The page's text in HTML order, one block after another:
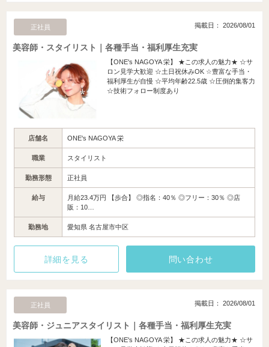
正社員 掲載日： 2026/08/01
美容師・スタイリスト｜各種手当・福利厚生充実
【ONE's NAGOYA 栄】 ★この求人の魅力★ ☆サ
ロン見学大歓迎 ☆土日祝休みOK ☆豊富な手当・
福利厚生が自慢 ☆平均年齢22.5歳 ☆圧倒的集客力
☆技術フォロー制度あり
店舗名 ONE's NAGOYA 栄
職業 スタイリスト
勤務形態 正社員
給与
月給23.4万円 【歩合】 ◎指名：40％ ◎フリー：30％ ◎店
販：10…
勤務地 愛知県 名古屋市中区
詳細を見る 問い合わせ
正社員 掲載日： 2026/08/01
美容師・ジュニアスタイリスト｜各種手当・福利厚生充実
【ONE's NAGOYA 栄】 ★この求人の魅力★ ☆サ